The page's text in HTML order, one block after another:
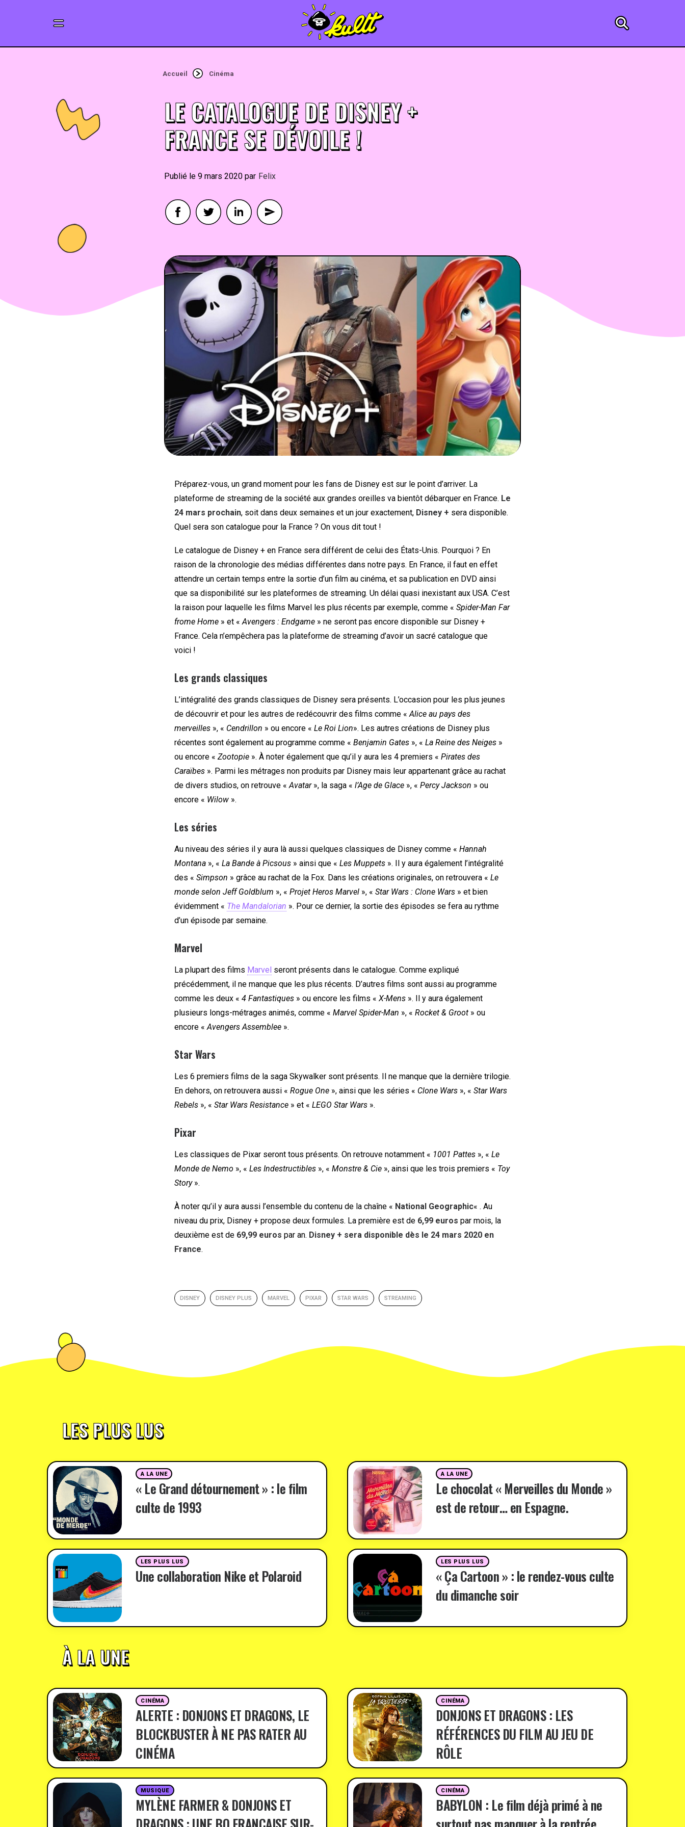
Accueil Cinéma
LE CATALOGUE DE DISNEY +
FRANCE SE DÉVOILE !
9 mars 2020 By Felix
Préparez-vous, un grand moment pour les fans de Disney est sur le point d’arriver. La
plateforme de streaming de la société aux grandes oreilles va bientôt débarquer en France. Le
24 mars prochain, soit dans deux semaines et un jour exactement, Disney + sera disponible.
Quel sera son catalogue pour la France ? On vous dit tout !
Le catalogue de Disney + en France sera différent de celui des États-Unis. Pourquoi ? En
raison de la chronologie des médias différentes dans notre pays. En France, il faut en effet
attendre un certain temps entre la sortie d’un film au cinéma, et sa publication en DVD ainsi
que sa disponibilité sur les plateformes de streaming. Un délai quasi inexistant aux USA. C’est
la raison pour laquelle les films Marvel les plus récents par exemple, comme « Spider-Man Far
frome Home » et «Avengers : Endgame » ne seront pas encore disponible sur Disney +
France. Cela n’empêchera pas la plateforme de streaming d’avoir un sacré catalogue que
voici !
Les grands classiques
L’intégralité des grands classiques de Disney sera présents. L’occasion pour les plus jeunes
de découvrir et pour les autres de redécouvrir des films comme «Alice au pays des
merveilles », « Cendrillon » ou encore « Le Roi Lion». Les autres créations de Disney plus
récentes sont également au programme comme « Benjamin Gates », « La Reine des Neiges »
ou encore « Zootopie ». À noter également que qu’il y aura les 4 premiers « Pirates des
Caraïbes ». Parmi les métrages non produits par Disney mais leur appartenant grâce au rachat
de divers studios, on retrouve «Avatar », la saga « l’Age de Glace », « Percy Jackson » ou
encore « Wilow ».
Les séries
Au niveau des séries il y aura là aussi quelques classiques de Disney comme « Hannah
Montana », « La Bande à Picsous » ainsi que « Les Muppets ». Il y aura également l’intégralité
des « Simpson » grâce au rachat de la Fox. Dans les créations originales, on retrouvera « Le
monde selon Jeff Goldblum », « Projet Heros Marvel », « Star Wars : Clone Wars » et bien
évidemment « The Mandalorian ». Pour ce dernier, la sortie des épisodes se fera au rythme
d’un épisode par semaine.
Marvel
La plupart des films Marvel seront présents dans le catalogue. Comme expliqué
précédemment, il ne manque que les plus récents. D’autres films sont aussi au programme
comme les deux « 4 Fantastiques » ou encore les films « X-Mens ». Il y aura également
plusieurs longs-métrages animés, comme « Marvel Spider-Man », « Rocket & Groot » ou
encore « Avengers Assemblee ».
Star Wars
Les 6 premiers films de la saga Skywalker sont présents. Il ne manque que la dernière trilogie.
En dehors, on retrouvera aussi « Rogue One », ainsi que les séries « Clone Wars », « Star Wars
Rebels », « Star Wars Resistance » et « LEGO Star Wars ».
Pixar
Les classiques de Pixar seront tous présents. On retrouve notamment « 1001 Pattes », « Le
Monde de Nemo », « Les Indestructibles », « Monstre & Cie », ainsi que les trois premiers « Toy
Story».
À noter qu’il y aura aussi l’ensemble du contenu de la chaîne « National Geographic« . Au
niveau du prix, Disney + propose deux formules. La première est de 6,99 euros par mois, la
deuxième est de 69,99 euros par an. Disney + sera disponible dès le 24 mars 2020 en
France.
DISNEY DISNEY PLUS MARVEL PIXAR STAR WARS STREAMING
LES PLUS LUS
A LA UNE
« Le Grand détournement » : le film
culte de 1993
A LA UNE
Le chocolat « Merveilles du Monde »
est de retour… en Espagne.
LES PLUS LUS
Une collaboration Nike et Polaroid
LES PLUS LUS
« Ça Cartoon » : le rendez-vous culte
du dimanche soir
À LA UNE
CINÉMA
ALERTE : DONJONS ET DRAGONS, LE
BLOCKBUSTER À NE PAS RATER AU
CINÉMA
CINÉMA
DONJONS ET DRAGONS : LES
RÉFÉRENCES DU FILM AU JEU DE
RÔLE
MUSIQUE
MYLÈNE FARMER & DONJONS ET
CINÉMA
BABYLON : Le film déjà primé à ne